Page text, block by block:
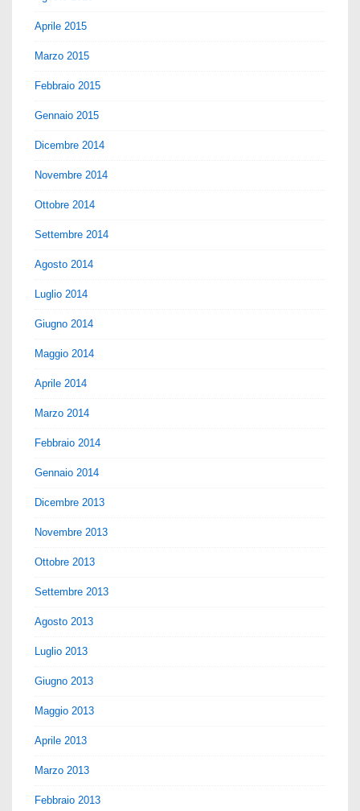
Aprile 2015
Marzo 2015
Febbraio 2015
Gennaio 2015
Dicembre 2014
Novembre 2014
Ottobre 2014
Settembre 2014
Agosto 2014
Luglio 2014
Giugno 2014
Maggio 2014
Aprile 2014
Marzo 2014
Febbraio 2014
Gennaio 2014
Dicembre 2013
Novembre 2013
Ottobre 2013
Settembre 2013
Agosto 2013
Luglio 2013
Giugno 2013
Maggio 2013
Aprile 2013
Marzo 2013
Febbraio 2013